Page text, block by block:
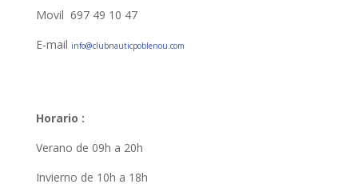
Movil 697 49 10 47
E-mail info@clubnauticpoblenou.com
Horario :
Verano de 09h a 20h
Invierno de 10h a 18h